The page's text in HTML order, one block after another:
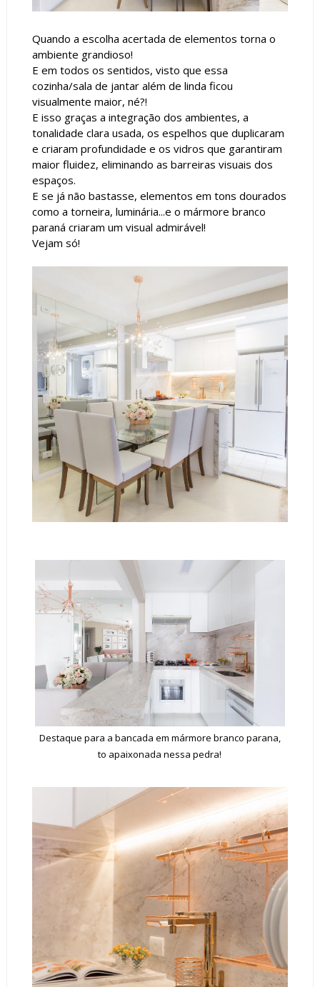
Quando a escolha acertada de elementos torna o
ambiente grandioso!
E em todos os sentidos, visto que essa
cozinha/sala de jantar além de linda ficou
visualmente maior, né?!
E isso graças a integração dos ambientes, a
tonalidade clara usada, os espelhos que duplicaram
e criaram profundidade e os vidros que garantiram
maior fluidez, eliminando as barreiras visuais dos
espaços.
E se já não bastasse, elementos em tons dourados
como a torneira, luminária...e o mármore branco
paraná criaram um visual admirável!
Vejam só!
Destaque para a bancada em mármore branco parana,
to apaixonada nessa pedra!